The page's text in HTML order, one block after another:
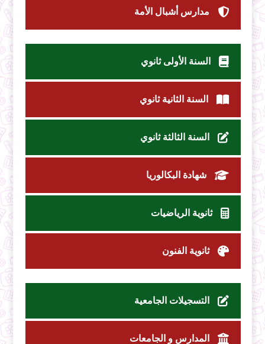
مدارس أشبال الأمة
السنة الأولى ثانوي
السنة الثانية ثانوي
السنة الثالثة ثانوي
شهادة البكالوريا
ثانوية الرياضيات
ثانوية الفنون
التسجيلات الجامعية
المدارس و الجامعات